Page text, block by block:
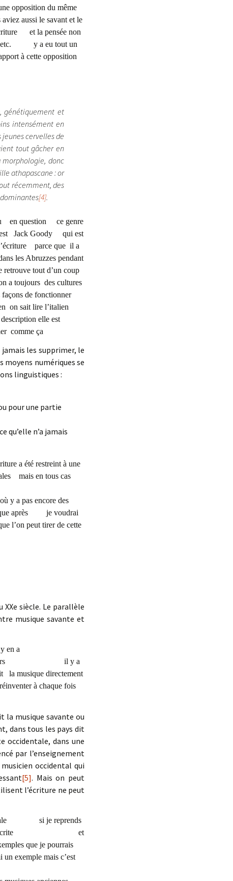
du même
aussi le savant et le
et la pensée non
etc. y a eu tout un
à cette opposition
génétiquement et
intensément en
cervelles de
tout gâcher en
morphologie, donc
athapascane : or
récemment, des
[4].
en question ce genre
Jack Goody qui est
parce que il a
les Abruzzes pendant
tout d’un coup
a toujours des cultures
de fonctionner
on sait lire l’italien
elle est
comme ça
les supprimer, le
moyens numériques se
linguistiques :
pour une partie
qu’elle n’a jamais
a été restreint à une
mais en tous cas
y a pas encore des
que après je voudrai
peut tirer de cette
siècle. Le parallèle
musique savante et
en a
d’ailleurs il y a
la musique directement
à chaque fois
la musique savante ou
dans tous les pays dit
occidentale, dans une
par l’enseignement
occidental qui
[5]. Mais on peut
l’écriture ne peut
orale si je reprends
forme écrite et
que je pourrais
mais c’est